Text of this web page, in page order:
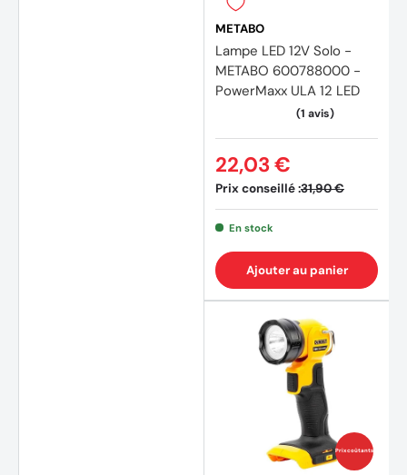
METABO
Lampe LED 12V Solo -
METABO 600788000 -
PowerMaxx ULA 12 LED
Prix conseillé :31,90 €
22,03 €
En stock
Ajouter au panier
Prix coûtants